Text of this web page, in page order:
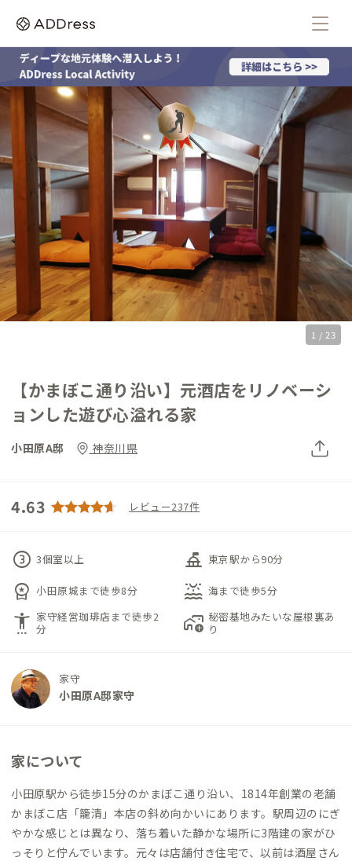
1 / 23
【かまぼこ通り沿い】元酒店をリノベーシ
ョンした遊び心溢れる家
小田原A邸 神奈川県
4.63 レビュー237件
counter_3 3個室以上 things_to_do 東京駅から90分
workspace_premium 小田原城まで徒歩8分 water_lux 海まで徒歩5分
settings_accessibility 家守経営珈琲店まで徒歩2
分
add_home_work 秘密基地みたいな屋根裏あ
り
家守
小田原A邸家守
家について
小田原駅から徒歩15分のかまぼこ通り沿い、1814年創業の老舗
かまぼこ店「籠清」本店の斜め向かいにあります。駅周辺のにぎ
やかな感じとは異なり、落ち着いた静かな場所に3階建の家がひ
っそりと佇んでいます。元々は店舗付き住宅で、以前は酒屋さん